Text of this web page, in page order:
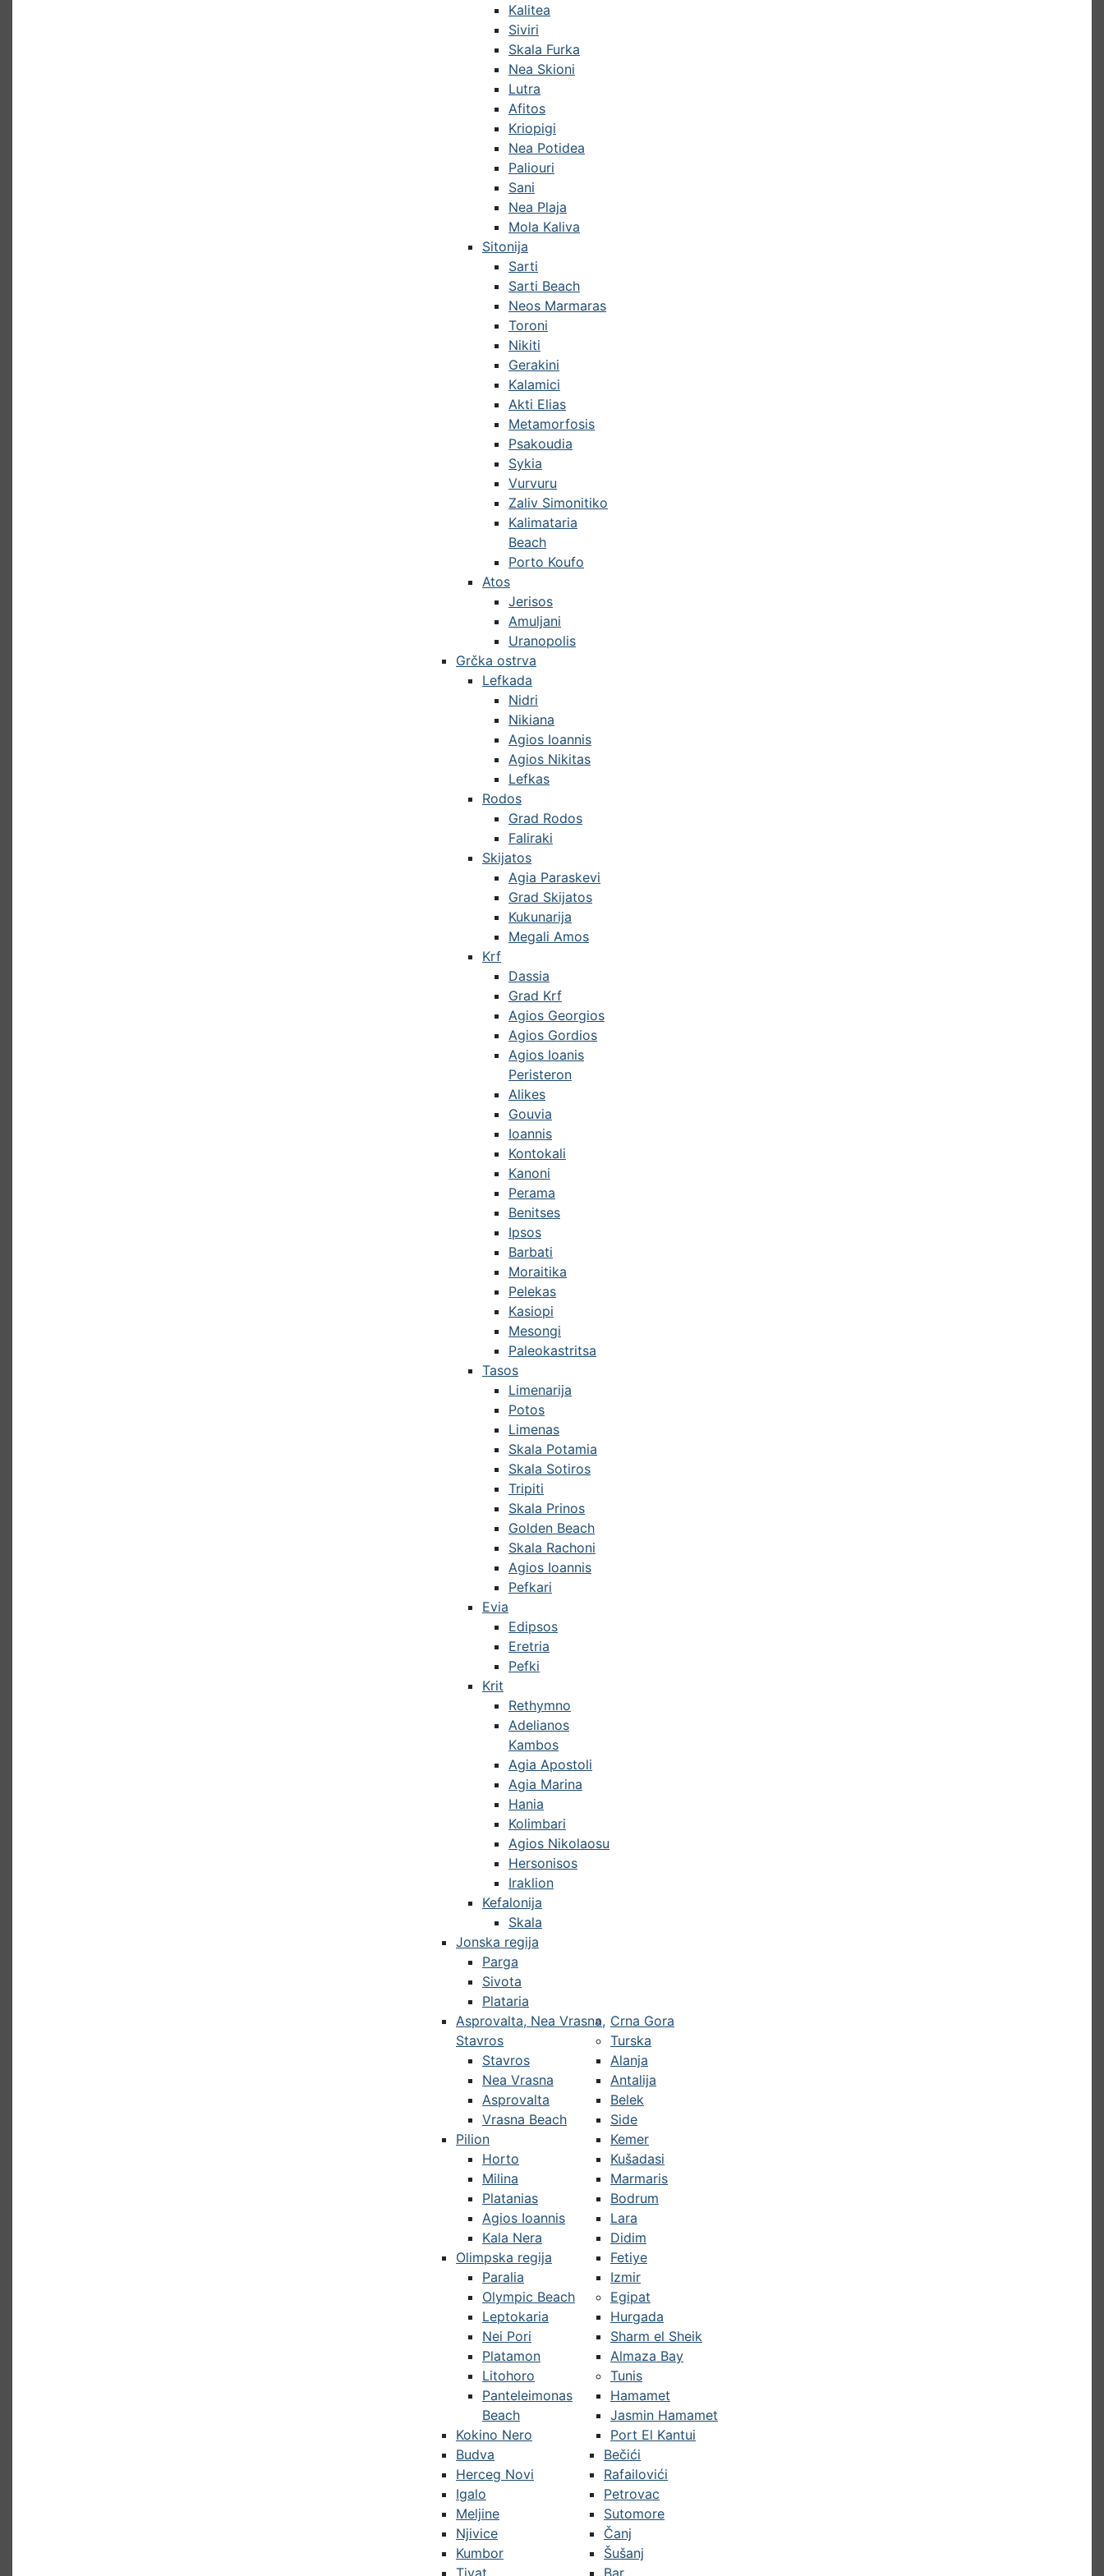
Kalitea
Siviri
Skala Furka
Nea Skioni
Lutra
Afitos
Kriopigi
Nea Potidea
Paliouri
Sani
Nea Plaja
Mola Kaliva
Sitonija
Sarti
Sarti Beach
Neos Marmaras
Toroni
Nikiti
Gerakini
Kalamici
Akti Elias
Metamorfosis
Psakoudia
Sykia
Vurvuru
Zaliv Simonitiko
Kalimataria
Beach
Porto Koufo
Atos
Jerisos
Amuljani
Uranopolis
Grčka ostrva
Lefkada
Nidri
Nikiana
Agios Ioannis
Agios Nikitas
Lefkas
Rodos
Grad Rodos
Faliraki
Skijatos
Agia Paraskevi
Grad Skijatos
Kukunarija
Megali Amos
Krf
Dassia
Grad Krf
Agios Georgios
Agios Gordios
Agios Ioanis
Peristeron
Alikes
Gouvia
Ioannis
Kontokali
Kanoni
Perama
Benitses
Ipsos
Barbati
Moraitika
Pelekas
Kasiopi
Mesongi
Paleokastritsa
Tasos
Limenarija
Potos
Limenas
Skala Potamia
Skala Sotiros
Tripiti
Skala Prinos
Golden Beach
Skala Rachoni
Agios Ioannis
Pefkari
Evia
Edipsos
Eretria
Pefki
Krit
Rethymno
Adelianos
Kambos
Agia Apostoli
Agia Marina
Hania
Kolimbari
Agios Nikolaosu
Hersonisos
Iraklion
Kefalonija
Skala
Jonska regija
Parga
Sivota
Plataria
Asprovalta, Nea Vrasna,
Stavros
Stavros
Nea Vrasna
Asprovalta
Vrasna Beach
Pilion
Horto
Milina
Platanias
Agios Ioannis
Kala Nera
Olimpska regija
Paralia
Olympic Beach
Leptokaria
Nei Pori
Platamon
Litohoro
Panteleimonas
Beach
Kokino Nero
Crna Gora
Budva
Herceg Novi
Igalo
Meljine
Njivice
Kumbor
Tivat
Bečići
Rafailovići
Petrovac
Sutomore
Čanj
Šušanj
Bar
Turska
Alanja
Antalija
Belek
Side
Kemer
Kušadasi
Marmaris
Bodrum
Lara
Didim
Fetiye
Izmir
Egipat
Hurgada
Sharm el Sheik
Almaza Bay
Tunis
Hamamet
Jasmin Hamamet
Port El Kantui